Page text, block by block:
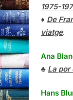
1975-
♦ De
viatge.
Ana
♣ La por
Hans